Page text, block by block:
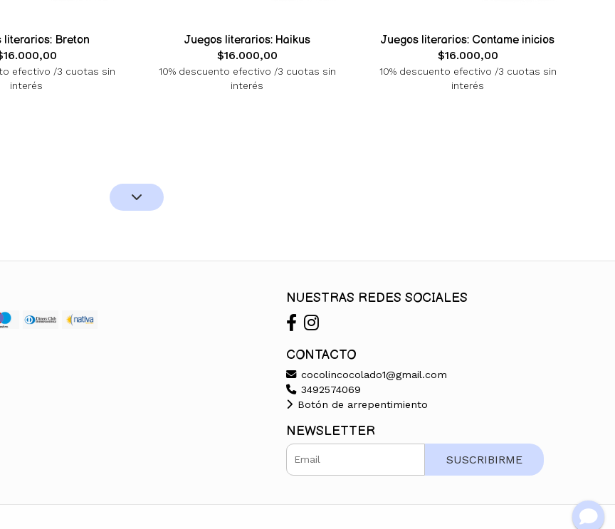
literarios: Breton
efectivo /3 cuotas sin
interés
Juegos literarios: Haikus
$16.000,00
10% descuento efectivo /3 cuotas sin
interés
Juegos literarios: Contame inicios
$16.000,00
10% descuento efectivo /3 cuotas sin
interés
NUESTRAS REDES SOCIALES
CONTACTO
cocolincocolado1@gmail.com
3492574069
Botón de arrepentimiento
NEWSLETTER
SUSCRIBIRME